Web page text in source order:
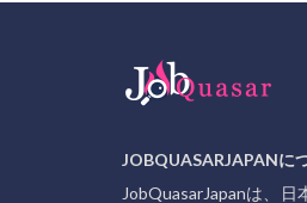
JOBQUASARJAPANに
JobQuasarJapanは、